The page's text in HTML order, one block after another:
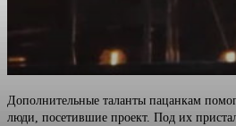
Дополнительные таланты пацанкам
люди, посетившие проект. Под их